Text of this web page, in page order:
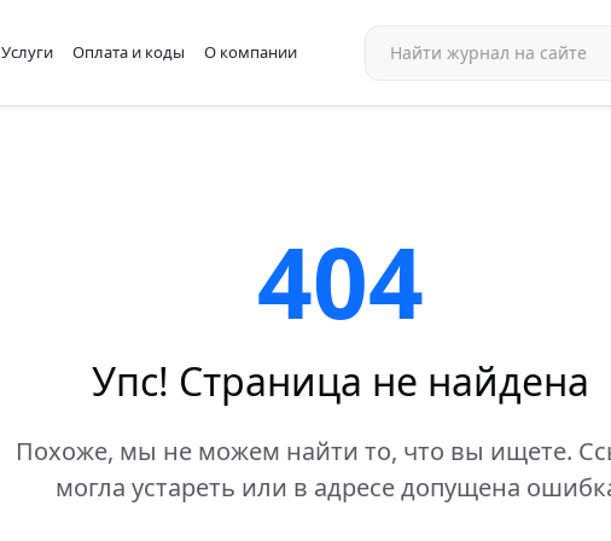
Услуги Оплата и коды О компании
404
Упс! Страница не найдена
Похоже, мы не можем найти то, что вы ищете.
могла устареть или в адресе допущена